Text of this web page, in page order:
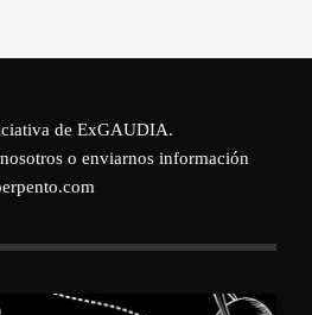
de ExGAUDIA.
o enviarnos información